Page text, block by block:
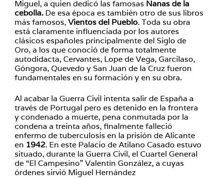
Miguel, a quien dedicó las famosas Nanas de la
cebolla. De esa época es también otro de sus libros
más famosos, Vientos del Pueblo. Toda su obra
está claramente influenciada por los autores
clásicos españoles principalmente del Siglo de
Oro, a los que conoció de forma totalmente
autodidacta, Cervantes, Lope de Vega, Garcilaso,
Góngora, Quevedo y San Juan de la Cruz fueron
fundamentales en su formación y en su obra.
Al acabar la Guerra Civil intenta salir de España a
través de Portugal pero es detenido en la frontera
y condenado a muerte, pena conmutada por la
condena a treinta años, finalmente falleció
enfermo de tuberculosis en la prisión de Alicante
en 1942. En este Palacio de Atilano Casado estuvo
situado, durante la Guerra Civil, el Cuartel General
de “El Campesino” Valentín González, a cuyas
órdenes sirvió Miguel Hernández